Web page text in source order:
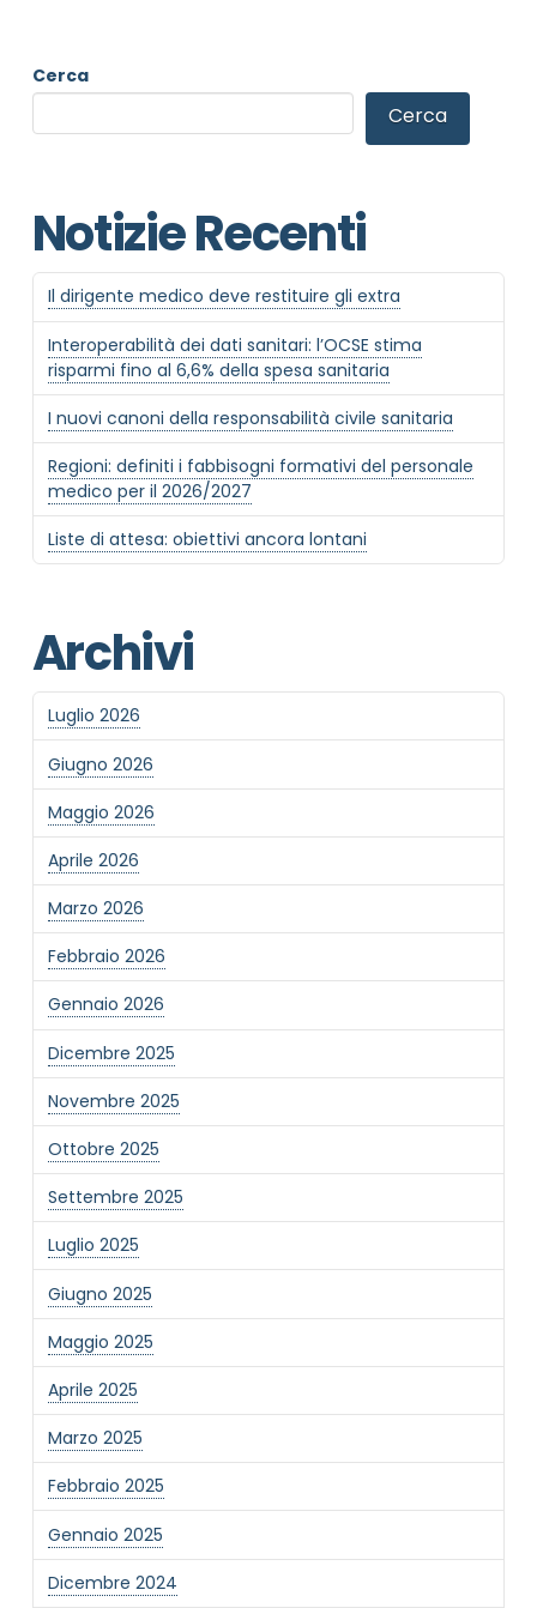
Cerca
Cerca
Notizie Recenti
Il dirigente medico deve restituire gli extra
Interoperabilità dei dati sanitari: l’OCSE stima
risparmi fino al 6,6% della spesa sanitaria
I nuovi canoni della responsabilità civile sanitaria
Regioni: definiti i fabbisogni formativi del personale
medico per il 2026/2027
Liste di attesa: obiettivi ancora lontani
Archivi
Luglio 2026
Giugno 2026
Maggio 2026
Aprile 2026
Marzo 2026
Febbraio 2026
Gennaio 2026
Dicembre 2025
Novembre 2025
Ottobre 2025
Settembre 2025
Luglio 2025
Giugno 2025
Maggio 2025
Aprile 2025
Marzo 2025
Febbraio 2025
Gennaio 2025
Dicembre 2024
NOME STRUTTURA*
MOTIVO DEL CONTATTO*
Informativa Privacy
Ho preso visione dell'informativa privacy
Privacy Policy completa
Desidero rimanere aggiornato sulle ultime
novità dell'Associazione tramite l'iscrizione alla
newsletter